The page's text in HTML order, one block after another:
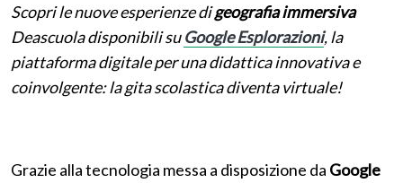
Scopri le nuove esperienzedigeografia immersiva
Deascuola disponibili suGoogle Esplorazioni, la
piattaforma digitale per una didattica innovativa e
coinvolgente: la gita scolastica diventa virtuale!
Grazie alla tecnologia messa a disposizione da Google